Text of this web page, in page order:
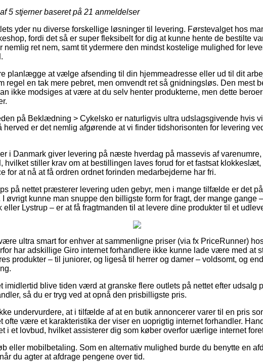
5 stjerner baseret på 21 anmeldelser
yder nu diverse forskellige løsninger til levering. Førstevalget hos
fordi det så er super fleksibelt for dig at kunne hente de bestilte
nemlig ret nem, samt tit ydermere den mindst kostelige mulighed for
planlægge at vælge afsending til din hjemmeadresse eller ud til dit
regel en tak mere pebret, men omvendt ret så gnidningsløs. Den mest
ikke modsiges at være at du selv henter produkterne, men dette
på Beklædning > Cykelsko er naturligvis ultra udslagsgivende hvis
herved er det nemlig afgørende at vi finder tidshorisonten for levering
i Danmark giver levering på næste hverdag på massevis af
hvilket stiller krav om at bestillingen laves forud for et fastsat klokkeslæt,
for at nå at få ordren ordnet forinden medarbejderne har fri.
på nettet præsterer levering uden gebyr, men i mange tilfælde er det
I øvrigt kunne man snuppe den billigste form for fragt, der mange gange
Lystrup – er at få fragtmanden til at levere dine produkter til et
ultra smart for enhver at sammenligne priser (via fx PriceRunner)
har adskillige Giro internet forhandlere ikke kunne lade være med at
produkter – til juniorer, og ligeså til herrer og damer – voldsomt, og
imidlertid blive tiden værd at granske flere outlets på nettet efter udsalg
så du er tryg ved at opnå den prisbilligste pris.
undervurdere, at i tilfælde af at en butik annoncerer varer til en pris
ofte være et karakteristika der viser en uoprigtig internet forhandler.
i et lovbud, hvilket assisterer dig som køber overfor uærlige internet
eller mobilbetaling. Som en alternativ mulighed burde du benytte en
du agter at afdrage pengene over tid.